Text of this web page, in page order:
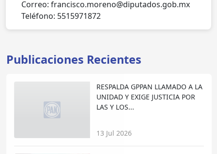
Correo: francisco.moreno@diputados.gob.mx
Teléfono: 5515971872
Publicaciones Recientes
RESPALDA GPPAN LLAMADO A LA
UNIDAD Y EXIGE JUSTICIA POR
LAS Y LOS...
13 Jul 2026